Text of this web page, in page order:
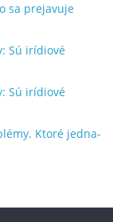
sa prejavuje
Sú irídiové
Sú irídiové
Ktoré jedna-